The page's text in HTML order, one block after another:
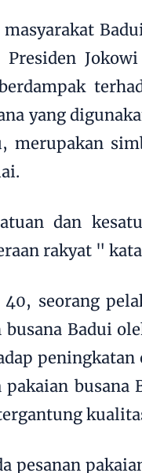
yang
merupakan
dan
rakyat "
seorang
Badui
peningkatan
busana
pesanan